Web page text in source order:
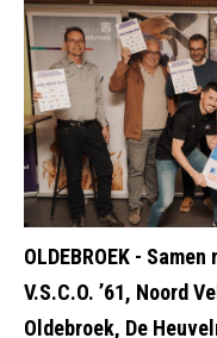
OLDEBROEK -
V.S.C.O. ’61, Noord
Oldebroek, De